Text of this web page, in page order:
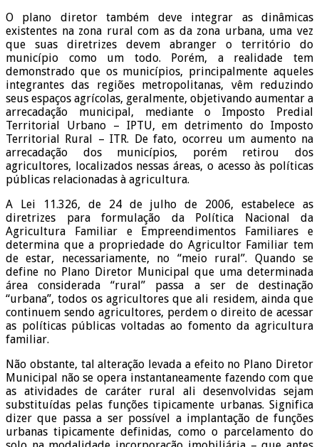
O plano diretor também deve integrar as dinâmicas
existentes na zona rural com as da zona urbana, uma vez
que suas diretrizes devem abranger o território do
município como um todo. Porém, a realidade tem
demonstrado que os municípios, principalmente aqueles
integrantes das regiões metropolitanas, vêm reduzindo
seus espaços agrícolas, geralmente, objetivando aumentar a
arrecadação municipal, mediante o Imposto Predial
Territorial Urbano – IPTU, em detrimento do Imposto
Territorial Rural – ITR. De fato, ocorreu um aumento na
arrecadação dos municípios, porém retirou dos
agricultores, localizados nessas áreas, o acesso às políticas
públicas relacionadas à agricultura.
A Lei 11.326, de 24 de julho de 2006, estabelece as
diretrizes para formulação da Política Nacional da
Agricultura Familiar e Empreendimentos Familiares e
determina que a propriedade do Agricultor Familiar tem
de estar, necessariamente, no “meio rural”. Quando se
define no Plano Diretor Municipal que uma determinada
área considerada “rural” passa a ser de destinação
“urbana”, todos os agricultores que ali residem, ainda que
continuem sendo agricultores, perdem o direito de acessar
as políticas públicas voltadas ao fomento da agricultura
familiar.
Não obstante, tal alteração levada a efeito no Plano Diretor
Municipal não se opera instantaneamente fazendo com que
as atividades de caráter rural ali desenvolvidas sejam
substituídas pelas funções tipicamente urbanas. Significa
dizer que passa a ser possível a implantação de funções
urbanas tipicamente definidas, como o parcelamento do